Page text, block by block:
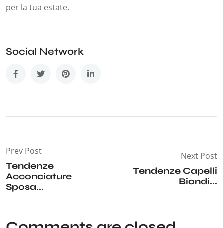
per la tua estate.
Social Network
Prev Post
Tendenze
Acconciature
Sposa...
Next Post
Tendenze Capelli
Biondi...